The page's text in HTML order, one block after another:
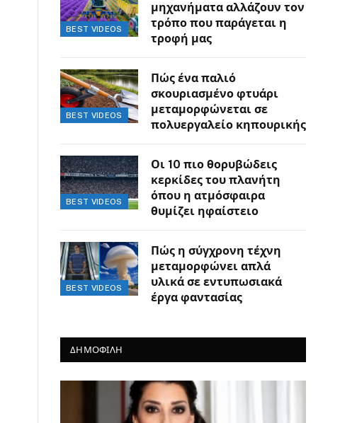
BEST VIDEOS
μηχανήματα αλλάζουν τον
τρόπο που παράγεται η
τροφή μας
BEST VIDEOS
Πώς ένα παλιό
σκουριασμένο φτυάρι
μεταμορφώνεται σε
πολυεργαλείο κηπουρικής
BEST VIDEOS
Οι 10 πιο θορυβώδεις
κερκίδες του πλανήτη
όπου η ατμόσφαιρα
θυμίζει ηφαίστειο
BEST VIDEOS
Πώς η σύγχρονη τέχνη
μεταμορφώνει απλά
υλικά σε εντυπωσιακά
έργα φαντασίας
ΔΗΜΟΦΙΛΗ